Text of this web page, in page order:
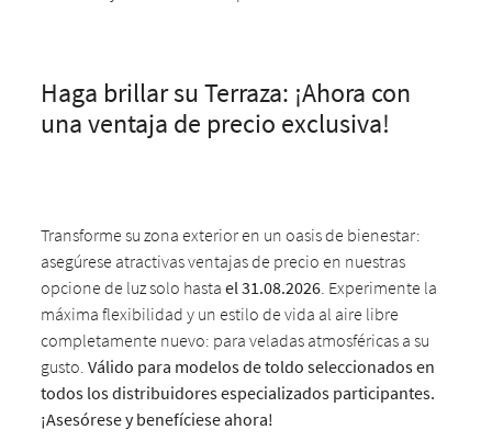
Haga brillar su Terraza: ¡Ahora con
una ventaja de precio exclusiva!
Transforme su zona exterior en un oasis de bienestar:
asegúrese atractivas ventajas de precio en nuestras
opcione de luz solo hastael 31.08.2026. Experimente la
máxima flexibilidad y un estilo de vida al aire libre
completamente nuevo: para veladas atmosféricas a su
gusto.Válido para modelos de toldo seleccionados en
todos los distribuidores especializados participantes.
¡Asesórese y benefíciese ahora!